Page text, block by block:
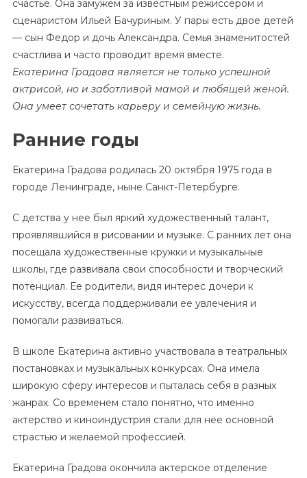
счастье. Она замужем за известным режиссером и
сценаристом Ильей Бачуриным. У пары есть двое детей
— сын Федор и дочь Александра. Семья знаменитостей
счастлива и часто проводит время вместе.
Екатерина Градова является не только успешной
актрисой, но и заботливой мамой и любящей женой.
Она умеет сочетать карьеру и семейную жизнь.
Ранние годы
Екатерина Градова родилась 20 октября 1975 года в
городе Ленинграде, ныне Санкт-Петербурге.
С детства у нее был яркий художественный талант,
проявлявшийся в рисовании и музыке. С ранних лет она
посещала художественные кружки и музыкальные
школы, где развивала свои способности и творческий
потенциал. Ее родители, видя интерес дочери к
искусству, всегда поддерживали ее увлечения и
помогали развиваться.
В школе Екатерина активно участвовала в театральных
постановках и музыкальных конкурсах. Она имела
широкую сферу интересов и пыталась себя в разных
жанрах. Со временем стало понятно, что именно
актерство и киноиндустрия стали для нее основной
страстью и желаемой профессией.
Екатерина Градова окончила актерское отделение